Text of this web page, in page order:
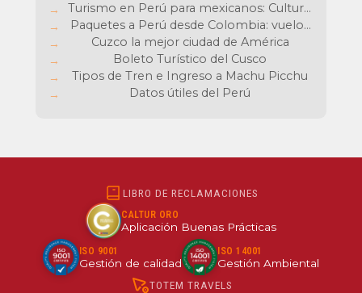
Turismo en Perú para mexicanos: Cultura,
aventura y sabores inolvidables
Paquetes a Perú desde Colombia: vuelos
baratos y experiencias únicas
Cuzco la mejor ciudad de América
Boleto Turístico del Cusco
Tipos de Tren e Ingreso a Machu Picchu
Datos útiles del Perú
LIBRO DE RECLAMACIONES
CALTUR ORO
Aplicación Buenas Prácticas
ISO 9001
Gestión de calidad
ISO 14001
Gestión Ambiental
TOTEM TRAVELS